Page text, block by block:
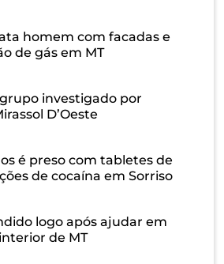
homem com facadas e
de gás em MT
investigado por
D’Oeste
é preso com tabletes de
de cocaína em Sorriso
logo após ajudar em
de MT